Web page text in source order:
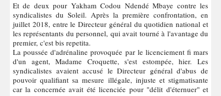
Et de deux pour Yakham Codou Ndendé Mbaye contre les
syndicalistes du Soleil. Après la première confrontation, en
juillet 2018, entre le Directeur général du quotidien national et
les représentants du personnel, qui avait tourné à l'avantage du
premier, c'est bis repetita.
La poussée d'adrénaline provoquée par le licenciement fi mars
d'un agent, Madame Croquette, s'est estompée, hier. Les
syndicalistes avaient accusé le Directeur général d'abus de
pouvoir qualifiant sa mesure illégale, injuste et stigmatisante
car la concernée avait été licenciée pour "délit d'éternuer" et